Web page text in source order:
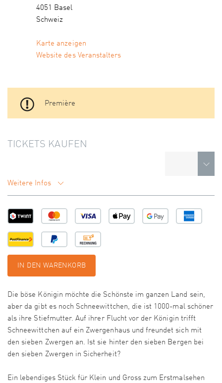
4051 Basel
Schweiz
Karte anzeigen
Website des Veranstalters
Première
TICKETS KAUFEN
Weitere Infos
IN DEN WARENKORB
Die böse Königin möchte die Schönste im ganzen Land sein,
aber da gibt es noch Schneewittchen, die ist 1000-mal schöner
als ihre Stiefmutter. Auf ihrer Flucht vor der Königin trifft
Schneewittchen auf ein Zwergenhaus und freundet sich mit
den sieben Zwergen an. Ist sie hinter den sieben Bergen bei
den sieben Zwergen in Sicherheit?
Ein lebendiges Stück für Klein und Gross zum Erstmalsehen